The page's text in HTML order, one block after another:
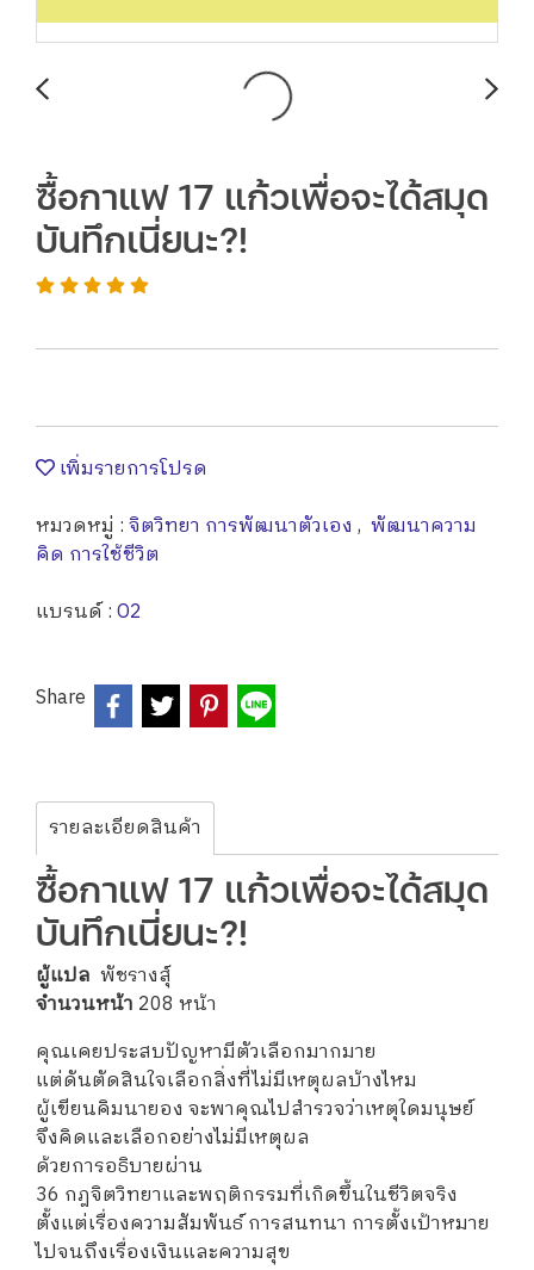
ซื้อกาแฟ 17 แก้วเพื่อจะได้สมุด
บันทึกเนี่ยนะ?!
เพิ่มรายการโปรด
หมวดหมู่ :จิตวิทยา การพัฒนาตัวเอง , พัฒนาความ
คิด การใช้ชีวิต
แบรนด์ :O2
Share
รายละเอียดสินค้า
ซื้อกาแฟ 17 แก้วเพื่อจะได้สมุด
บันทึกเนี่ยนะ?!
ผู้แปล พัชรางสุ์
จำนวนหน้า 208 หน้า
คุณเคยประสบปัญหามีตัวเลือกมากมาย
แต่ดันตัดสินใจเลือกสิ่งที่ไม่มีเหตุผลบ้างไหม
ผู้เขียนคิมนายอง จะพาคุณไปสำรวจว่าเหตุใดมนุษย์
จึงคิดและเลือกอย่างไม่มีเหตุผล
ด้วยการอธิบายผ่าน
36 กฎจิตวิทยาและพฤติกรรมที่เกิดขึ้นในชีวิตจริง
ตั้งแต่เรื่องความสัมพันธ์ การสนทนา การตั้งเป้าหมาย
ไปจนถึงเรื่องเงินและความสุข